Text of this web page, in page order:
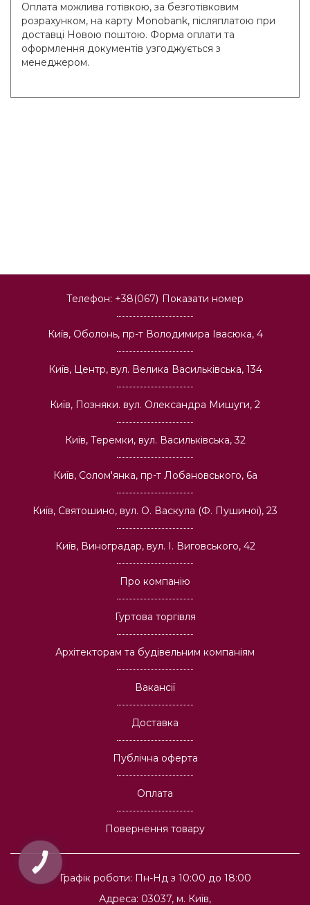
Оплата можлива готівкою, за безготівковим
розрахунком, на карту Monobank, післяплатою при
доставці Новою поштою. Форма оплати та
оформлення документів узгоджується з
менеджером.
Телефон: +38(067) Показати номер
Київ, Оболонь, пр-т Володимира Івасюка, 4
Київ, Центр, вул. Велика Васильківська, 134
Київ, Позняки. вул. Олександра Мишуги, 2
Київ, Теремки, вул. Васильківська, 32
Київ, Солом'янка, пр-т Лобановського, 6а
Київ, Святошино, вул. О. Васкула (Ф. Пушиної), 23
Київ, Виноградар, вул. І. Виговського, 42
Графік роботи: Пн-Нд з 10:00 до 18:00
Адреса: 03037, м. Київ,
Про компанію
Гуртова торгівля
Архітекторам та будівельним компаніям
Вакансії
Доставка
Публічна оферта
Оплата
Повернення товару
КНОПКА
ЗВ'ЯЗКУ